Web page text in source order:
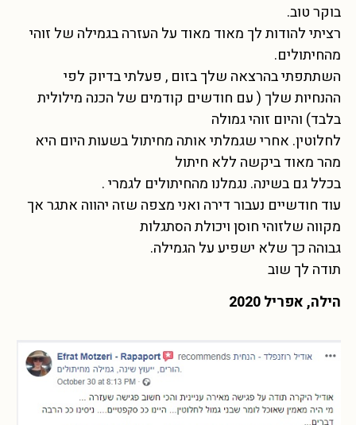
בוקר טוב.
רציתי להודות לך מאוד מאוד על העזרה בגמילה של זוהי
מהחיתולים.
השתתפתי בהרצאה שלך בזום , פעלתי בדיוק לפי
ההנחיות שלך ( עם חודשים קודמים של הכנה מילולית
בלבד) והיום זוהי גמולה
לחלוטין. אחרי שגמלתי אותה מחיתול בשעות היום היא
מהר מאוד ביקשה ללא חיתול
בכלל גם בשינה. נגמלנו מהחיתולים לגמרי .
עוד חודשיים נעבור דירה ואני מצפה שזה יהווה אתגר אך
מקווה שלזוהי חוסן ויכולת הסתגלות
גבוהה כך שלא ישפיע על הגמילה.
תודה לך שוב
הילה, אפריל 2020